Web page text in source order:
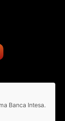
Banca Intesa.